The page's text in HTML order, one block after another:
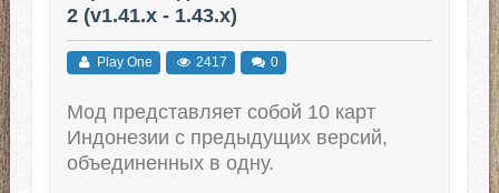
2 (v1.41.x - 1.43.x)
Play One 2417 0
Мод представляет собой 10 карт
Индонезии с предыдущих версий,
объединенных в одну.